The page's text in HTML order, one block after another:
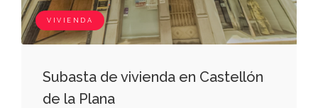
VIVIENDA
Subasta de vivienda en Castellón
de la Plana